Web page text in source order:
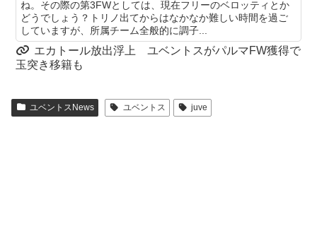
ね。その際の第3FWとしては、現在フリーのベロッティとか
どうでしょう？トリノ出てからはなかなか難しい時間を過ご
していますが、所属チーム全般的に調子...
エカトール放出浮上 ユベントスがパルマFW獲得で
玉突き移籍も
ユベントスNews ユベントス juve